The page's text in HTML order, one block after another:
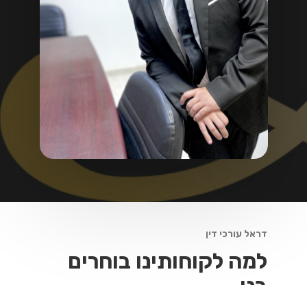
דראל עורכי דין
למה לקוחותינו בוחרים